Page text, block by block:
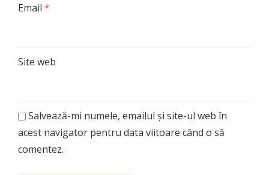
Email *
Site web
Salvează-mi numele, emailul și site-ul web în
acest navigator pentru data viitoare când o să
comentez.